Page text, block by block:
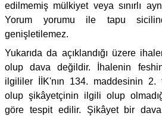
edilmemiş mülkiyet veya sınırlı
Yorum yorumu ile tapu
genişletilemez.
Yukarıda da açıklandığı üzere
olup dava değildir. İhalenin
ilgililer İİK'nın 134. maddesinin 2.
olup şikâyetçinin ilgili olup
göre tespit edilir. Şikâyet bir dava